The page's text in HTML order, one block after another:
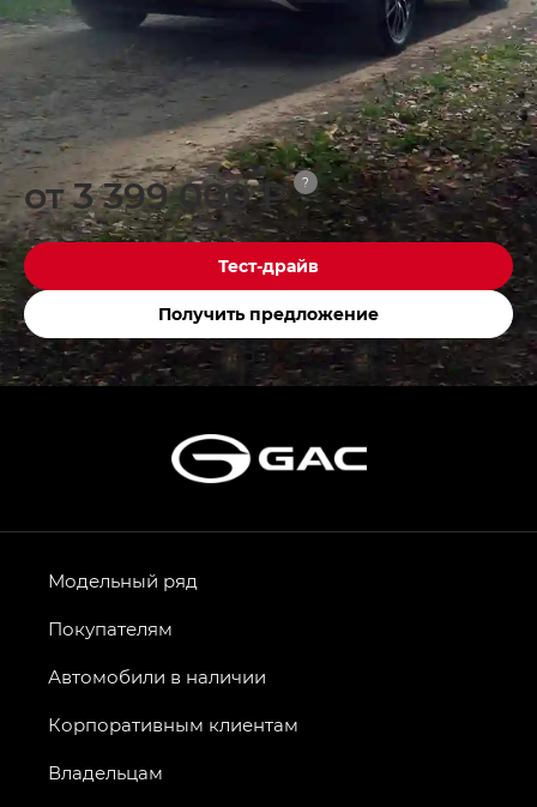
от 3 399 000 ₽ ?
Тест-драйв
Получить предложение
Модельный ряд
Покупателям
Автомобили в наличии
Корпоративным клиентам
Владельцам